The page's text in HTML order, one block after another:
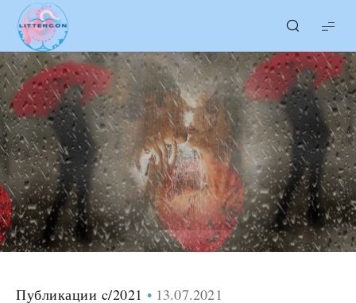
LITTERcon
Публикации c/2021 13.07.2021